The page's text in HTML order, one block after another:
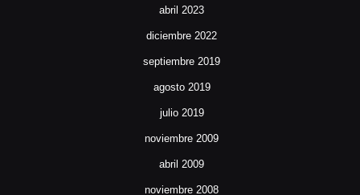
abril 2023
diciembre 2022
septiembre 2019
agosto 2019
julio 2019
noviembre 2009
abril 2009
noviembre 2008